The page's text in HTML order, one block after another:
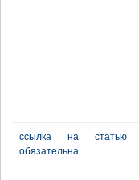
ссылка на статью
обязательна